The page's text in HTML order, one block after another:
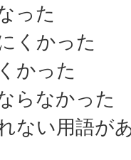
った
くかった
かった
らなかった
ない用語が